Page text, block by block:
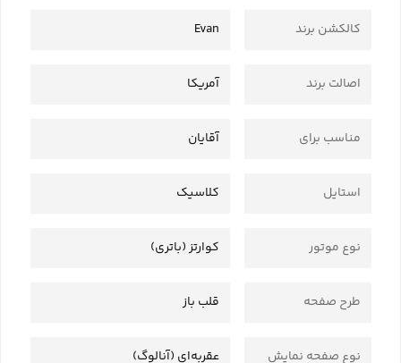
کالکشن برند Evan
اصالت برند آمریکا
مناسب برای آقایان
استایل کلاسیک
نوع موتور کوارتز (باتری)
طرح صفحه قلب باز
نوع صفحه نمایش عقربه‌ای (آنالوگ)